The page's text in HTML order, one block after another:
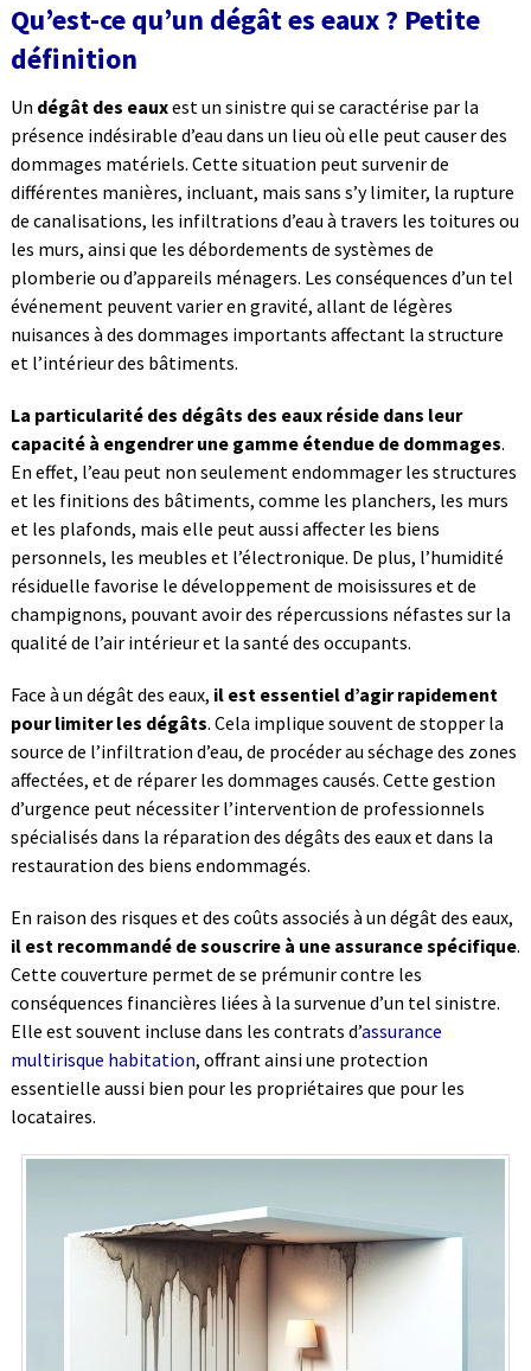
Qu’est-ce qu’un dégât es eaux ? Petite
définition
Un dégât des eauxest un sinistre qui se caractérise par la
présence indésirable d’eau dans un lieu où elle peut causer des
dommages matériels. Cette situation peut survenir de
différentes manières, incluant, mais sans s’y limiter, la rupture
de canalisations, les infiltrations d’eau à travers les toitures ou
les murs, ainsi que les débordements de systèmes de
plomberie ou d’appareils ménagers. Les conséquences d’un tel
événement peuvent varier en gravité, allant de légères
nuisances à des dommages importants affectant la structure
et l’intérieur des bâtiments.
La particularité des dégâts des eaux réside dans leur
capacité à engendrer une gamme étendue de dommages.
En effet, l’eau peut non seulement endommager les structures
et les finitions des bâtiments, comme les planchers, les murs
et les plafonds, mais elle peut aussi affecter les biens
personnels, les meubles et l’électronique. De plus, l’humidité
résiduelle favorise le développement de moisissures et de
champignons, pouvant avoir des répercussions néfastes sur la
qualité de l’air intérieur et la santé des occupants.
Face à un dégât des eaux, il est essentiel d’agir rapidement
pour limiter les dégâts. Cela implique souvent de stopper la
source de l’infiltration d’eau, de procéder au séchage des zones
affectées, et de réparer les dommages causés. Cette gestion
d’urgence peut nécessiter l’intervention de professionnels
spécialisés dans la réparation des dégâts des eaux et dans la
restauration des biens endommagés.
En raison des risques et des coûts associés à un dégât des eaux,
il est recommandé de souscrire à une assurance spécifique.
Cette couverture permet de se prémunir contre les
conséquences financières liées à la survenue d’un tel sinistre.
Elle est souvent incluse dans les contrats d’assurance
multirisque habitation, offrant ainsi une protection
essentielle aussi bien pour les propriétaires que pour les
locataires.